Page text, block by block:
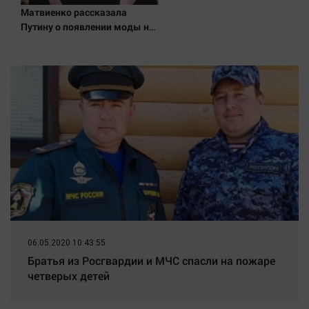
Обсуждаем
Персона
Последняя инстанция
Светская жизнь
Точка на карте
Матвиенко рассказала
Путину о появлении моды на
06.05.2020 10:43:55
Братья из Росгвардии и МЧС спасли на пожаре
четверых детей